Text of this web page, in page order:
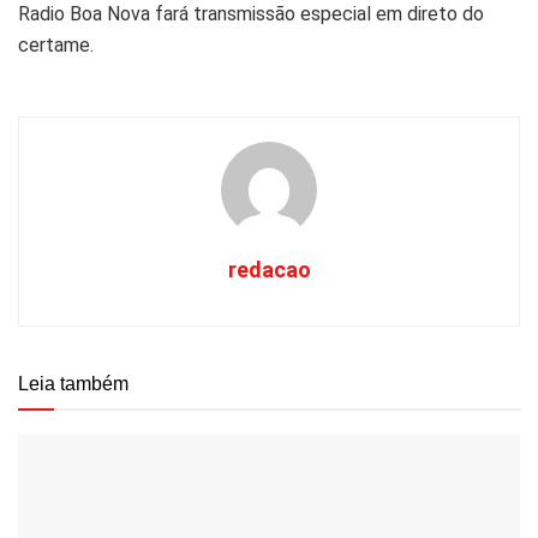
Radio Boa Nova fará transmissão especial em direto do
certame.
redacao
Leia também